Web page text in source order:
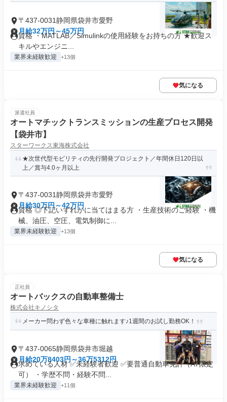
〒437-0031静岡県袋井市愛野
月給32万円～45万円
資格 ・MATLAB／Simulinkの使用経験をお持ちの方 ★歓迎ス
キルやエンジニ...
業界未経験歓迎 +13個
気になる
派遣社員
オートマチックトランスミッションの生産プロセス開発
【袋井市】
スターワークス東海株式会社
★次世代型モビリティの先行開発プロジェクト／年間休日120日以
上／賞与4.0ヶ月以上
〒437-0031静岡県袋井市愛野
月給30万円～42万円
資格 ◎下記いずれかに当てはまる方 ・生産技術のご経験 ・機
械、油圧、空圧、電気制御に...
業界未経験歓迎 +13個
気になる
正社員
オートバックスの自動車整備士
株式会社キノシタ
メーカー問わず色々な車種に触れます♪1週間のお試し勤務OK！
〒437-0065静岡県袋井市堀越
月給20万8403円～36万5312円
求めている人材 ✅未経験者歓迎 ✅要普通自動車免許（AT限定
可） ・学歴不問・経験不問...
業界未経験歓迎 +11個